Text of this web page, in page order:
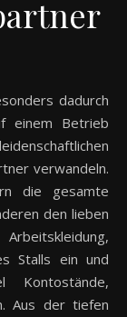
dadurch
einem Betrieb
verwandeln.
die gesamte
den lieben
Stalls ein und
Aus der tiefen